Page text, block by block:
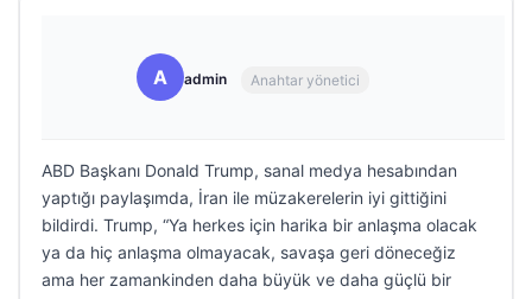
A admin Anahtar yönetici
ABD Başkanı Donald Trump, sanal medya hesabından
yaptığı paylaşımda, İran ile müzakerelerin iyi gittiğini
bildirdi. Trump, “Ya herkes için harika bir anlaşma olacak
ya da hiç anlaşma olmayacak, savaşa geri döneceğiz
ama her zamankinden daha büyük ve daha güçlü bir